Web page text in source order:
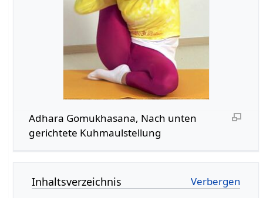
Adhara Gomukhasana, Nach unten
gerichtete Kuhmaulstellung
Inhaltsverzeichnis